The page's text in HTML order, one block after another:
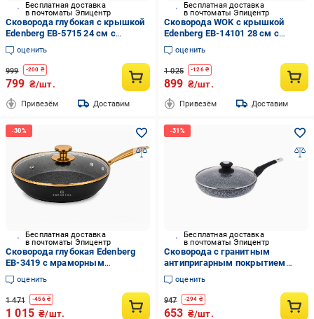
Бесплатная доставка
в почтоматы Эпицентр
Сковорода глубокая с крышкой
Edenberg EB-5715 24 см с
мраморным антипригарным
покрытием
оценить
999 -200 ₴
799 ₴/шт.
Привезём Доставим
Бесплатная доставка
в почтоматы Эпицентр
Сковорода WOK с крышкой
Edenberg EB-14101 28 см с
мраморным покрытием
оценить
1 025 -126₴
899 ₴/шт.
Привезём Доставим
Бесплатная доставка
в почтоматы Эпицентр
Сковорода глубокая Edenberg
EB-3419 с мраморным
антипригарным покрытием и
крышкой 26 см (EPI-09112025-
122)
оценить
1 471 -456₴
1 015 ₴/шт.
Бесплатная доставка
в почтоматы Эпицентр
Сковорода с гранитным
антипригарным покрытием
Edenberg EB-9166 24 см
оценить
947 -294 ₴
653 ₴/шт.